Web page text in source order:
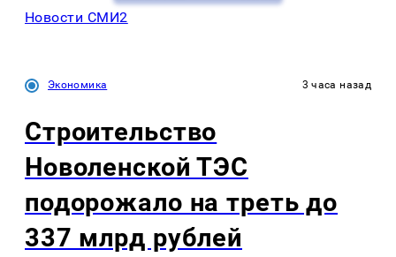
Новости СМИ2
Экономика 3 часа назад
Строительство
Новоленской ТЭС
подорожало на треть до
337 млрд рублей